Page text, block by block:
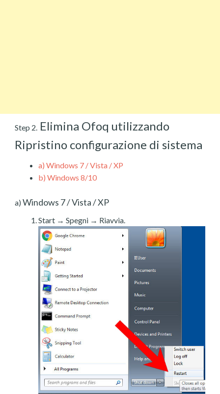
Step 2. Elimina Ofoq utilizzando
Ripristino configurazione di sistema
a) Windows 7 / Vista / XP
b) Windows 8/10
a) Windows 7 / Vista / XP
Start → Spegni → Riavvia.